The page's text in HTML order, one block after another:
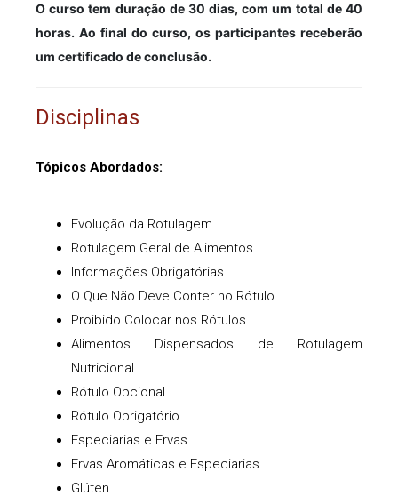
O curso tem duração de 30 dias, com um total de 40
horas. Ao final do curso, os participantes receberão
um certificado de conclusão.
Disciplinas
Tópicos Abordados:
Evolução da Rotulagem
Rotulagem Geral de Alimentos
Informações Obrigatórias
O Que Não Deve Conter no Rótulo
Proibido Colocar nos Rótulos
Alimentos Dispensados de Rotulagem
Nutricional
Rótulo Opcional
Rótulo Obrigatório
Especiarias e Ervas
Ervas Aromáticas e Especiarias
Glúten